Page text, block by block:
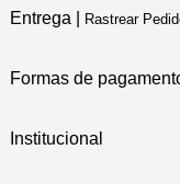
Entrega | Rastrear
Formas de
Institucional